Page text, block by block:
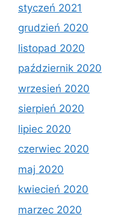
styczeń 2021
grudzień 2020
listopad 2020
październik 2020
wrzesień 2020
sierpień 2020
lipiec 2020
czerwiec 2020
maj 2020
kwiecień 2020
marzec 2020